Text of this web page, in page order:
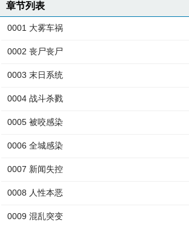
章节列表
0001 大雾车祸
0002 丧尸丧尸
0003 末日系统
0004 战斗杀戮
0005 被咬感染
0006 全城感染
0007 新闻失控
0008 人性本恶
0009 混乱突变